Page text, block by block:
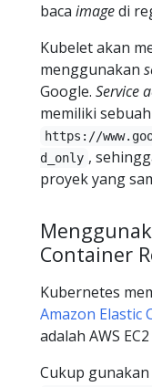
baca imagedi
Kubelet akan
menggunakan
Google. Service
memiliki sebuah
https://
d_only ,
proyek yang
Container
Kubernetes
Amazon Elastic
adalah AWS EC2
Cukup